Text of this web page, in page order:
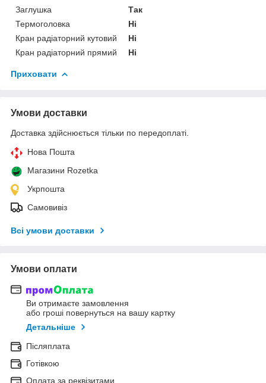
Заглушка
Так
Термоголовка
Ні
Кран радіаторний кутовий
Ні
Кран радіаторний прямий
Ні
Приховати
Умови доставки
Доставка здійснюється тільки по передоплаті.
Нова Пошта
Магазини Rozetka
Укрпошта
Самовивіз
Всі умови доставки
Умови оплати
Ви отримаєте замовлення
або гроші повернуться на вашу картку
Детальніше
Післяплата
Готівкою
Оплата за реквізитами